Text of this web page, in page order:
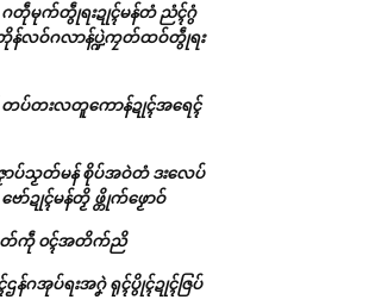
ဂတဵုမုက်တွဵုရးဍုၚ်မန်တံ ညံၚ်ဂွံ
န်လဝ်ဂလာန်ပ္ဍဲကၠတ်ထဝ်တွဵုရး
ပ်တးလတူကောန်ဍုၚ်အရေၚ်
ာပ်သၟတ်မန် စိုပ်အဝဲတံ ဒးလေပ်
ာ်ဍုၚ်မန်တၟိ ဖ္တိုက်ဖၟောဝ်
တ်ကဵု ၀ၚ်အတိက်ညိ
ဌန်ဂအုပ်ရးအဂၞဲ ရုၚ်ပွိုၚ်ဍုၚ်ဇြပ်